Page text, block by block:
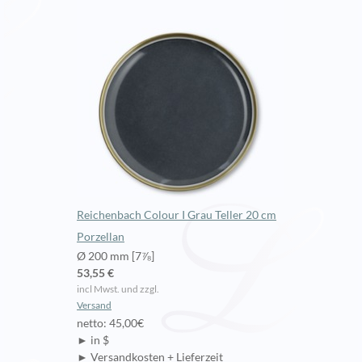
Reichenbach Colour I Grau Teller 20 cm
Porzellan
Ø 200 mm [7⅞]
53,55 €
incl Mwst. und zzgl.
Versand
netto: 45,00€
► in $
► Versandkosten + Lieferzeit